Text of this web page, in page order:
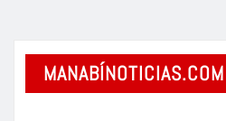
MANABÍNOTICIAS.COM